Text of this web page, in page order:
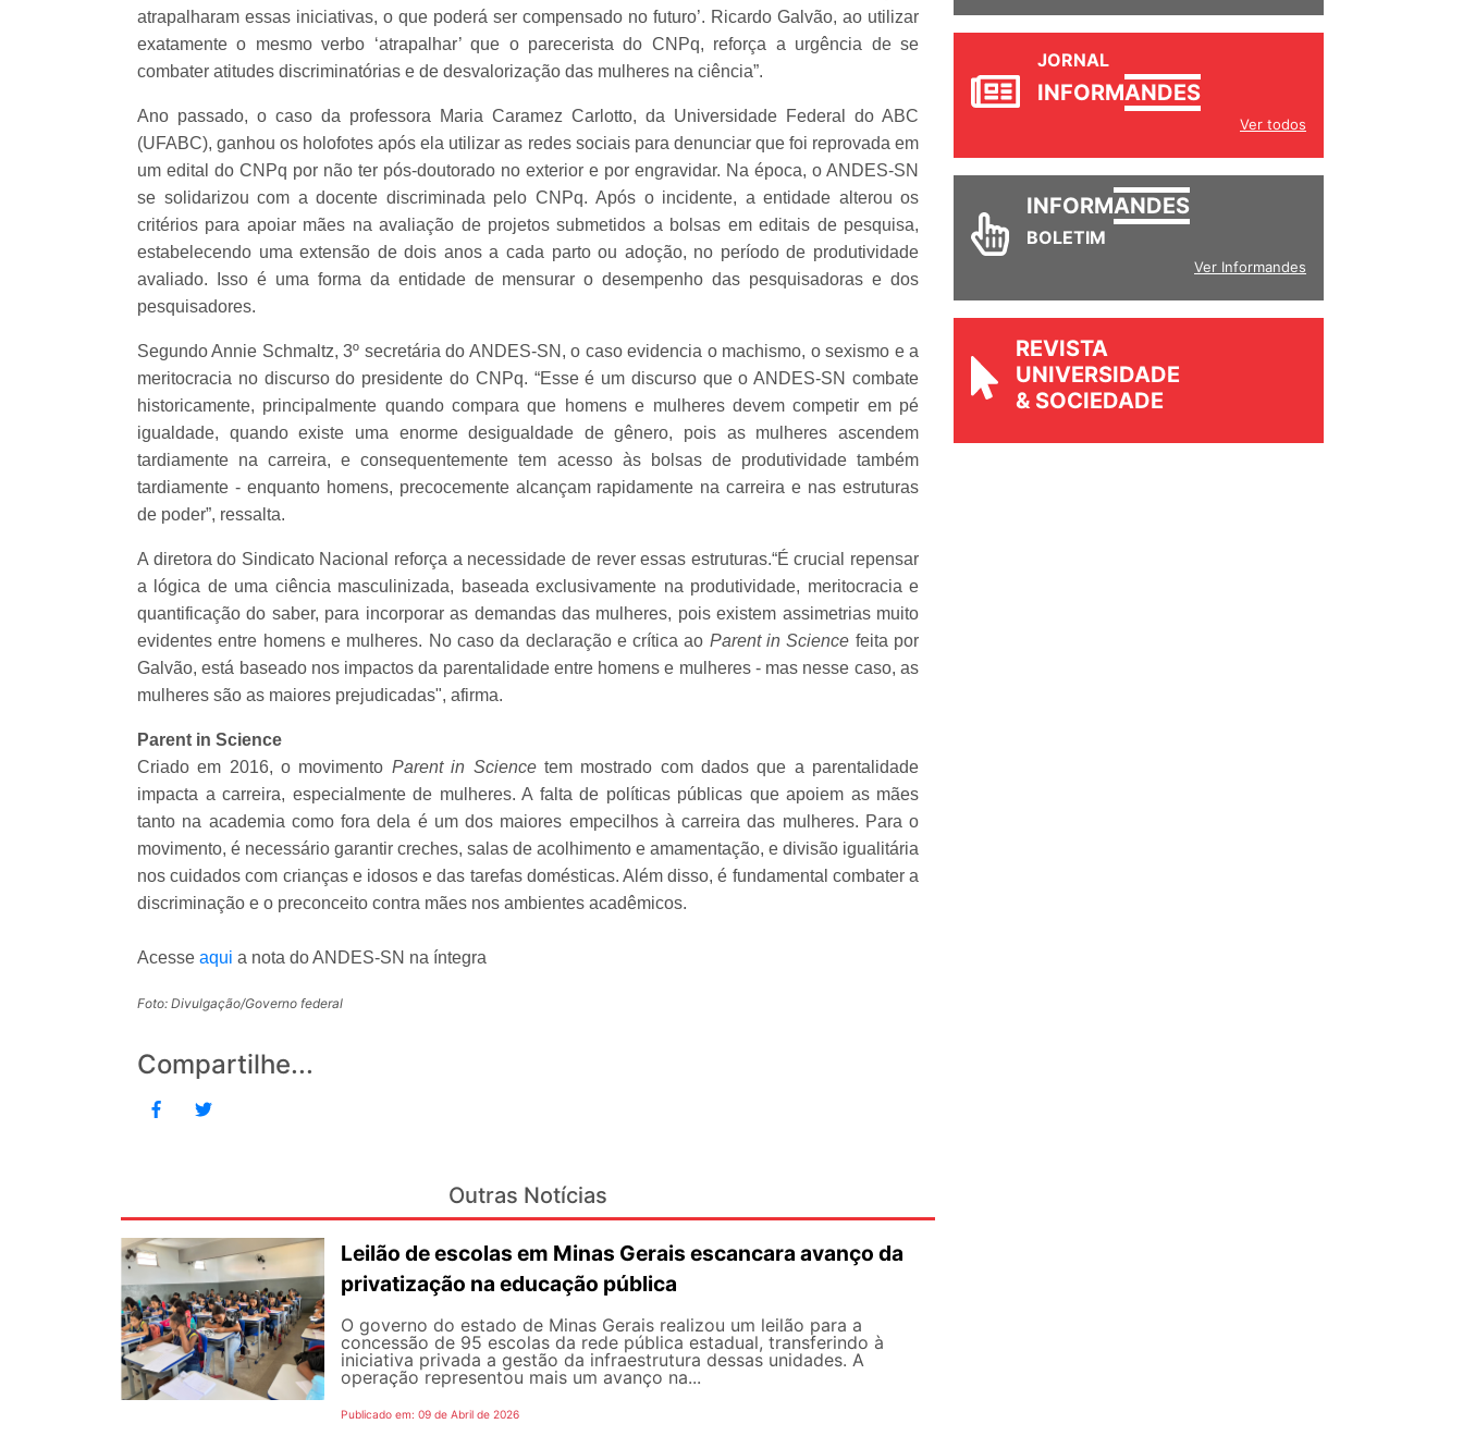
atrapalharam essas iniciativas, o que poderá ser compensado no futuro’. Ricardo Galvão, ao utilizar
exatamente o mesmo verbo ‘atrapalhar’ que o parecerista do CNPq, reforça a urgência de se
combater atitudes discriminatórias e de desvalorização das mulheres na ciência”.
Ano passado, o caso da professora Maria Caramez Carlotto, da Universidade Federal do ABC
(UFABC), ganhou os holofotes após ela utilizar as redes sociais para denunciar que foi reprovada em
um edital do CNPq por não ter pós-doutorado no exterior e por engravidar. Na época, o ANDES-SN
se solidarizou com a docente discriminada pelo CNPq. Após o incidente, a entidade alterou os
critérios para apoiar mães na avaliação de projetos submetidos a bolsas em editais de pesquisa,
estabelecendo uma extensão de dois anos a cada parto ou adoção, no período de produtividade
avaliado. Isso é uma forma da entidade de mensurar o desempenho das pesquisadoras e dos
pesquisadores.
Segundo Annie Schmaltz, 3º secretária do ANDES-SN, o caso evidencia o machismo, o sexismo e a
meritocracia no discurso do presidente do CNPq. “Esse é um discurso que o ANDES-SN combate
historicamente, principalmente quando compara que homens e mulheres devem competir em pé
igualdade, quando existe uma enorme desigualdade de gênero, pois as mulheres ascendem
tardiamente na carreira, e consequentemente tem acesso às bolsas de produtividade também
tardiamente - enquanto homens, precocemente alcançam rapidamente na carreira e nas estruturas
de poder”, ressalta.
A diretora do Sindicato Nacional reforça a necessidade de rever essas estruturas.“É crucial repensar
a lógica de uma ciência masculinizada, baseada exclusivamente na produtividade, meritocracia e
quantificação do saber, para incorporar as demandas das mulheres, pois existem assimetrias muito
evidentes entre homens e mulheres. No caso da declaração e crítica ao Parent in Science feita por
Galvão, está baseado nos impactos da parentalidade entre homens e mulheres - mas nesse caso, as
mulheres são as maiores prejudicadas", afirma.
Parent in Science
Criado em 2016, o movimento Parent in Sciencetem mostrado com dados que a parentalidade
impacta a carreira, especialmente de mulheres. A falta de políticas públicas que apoiem as mães
tanto na academia como fora dela é um dos maiores empecilhos à carreira das mulheres. Para o
movimento, é necessário garantir creches, salas de acolhimento e amamentação, e divisão igualitária
nos cuidados com crianças e idosos e das tarefas domésticas. Além disso, é fundamental combater a
discriminação e o preconceito contra mães nos ambientes acadêmicos.
Acesse aqui a nota do ANDES-SN na íntegra
Foto: Divulgação/Governo federal
Compartilhe...
Outras Notícias
Leilão de escolas em Minas Gerais escancara avanço da
privatização na educação pública
O governo do estado de Minas Gerais realizou um leilão para a
concessão de 95 escolas da rede pública estadual, transferindo à
iniciativa privada a gestão da infraestrutura dessas unidades. A
operação representou mais um avanço na...
Publicado em: 09 de Abril de 2026
JORNAL
INFORMANDES
Ver todos
INFORMANDES
BOLETIM
Ver Informandes
REVISTA
UNIVERSIDADE
& SOCIEDADE